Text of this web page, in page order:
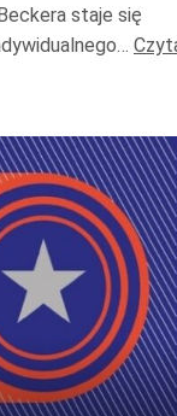
staje się